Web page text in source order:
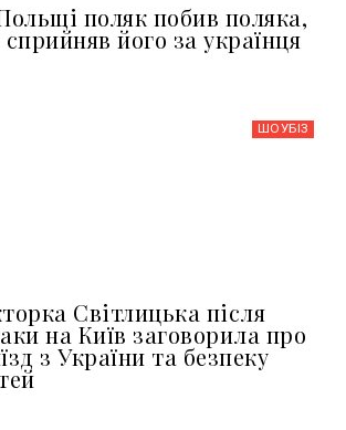
поляк побив поляка,
сприйняв його за українця
ШОУБIЗ
Світлицька після
на Київ заговорила про
з України та безпеку